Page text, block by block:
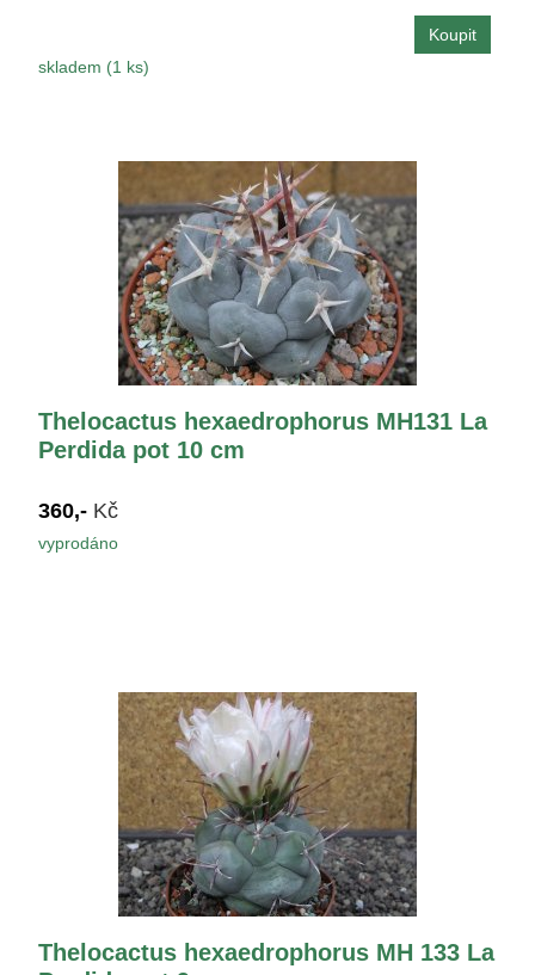
skladem (1 ks)
Thelocactus hexaedrophorus MH131 La
Perdida pot 10 cm
360,- Kč
vyprodáno
Thelocactus hexaedrophorus MH 133 La